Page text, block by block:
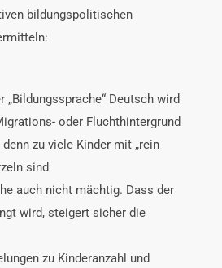
bildungspolitischen
„Bildungssprache“ Deutsch wird
oder Fluchthintergrund
zu viele Kinder mit „rein
sind
auch nicht mächtig. Dass der
wird, steigert sicher die
zu Kinderanzahl und